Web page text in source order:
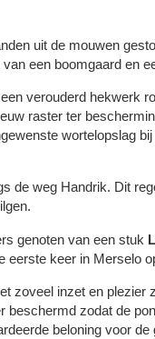
uit de mouwen
een boomgaard en
verouderd hekwerk
raster ter
wortelopslag
de weg Handrik. Dit
genoten van een stuk
eerste keer in Merselo
zoveel inzet en plezier
zodat de
beloning voor